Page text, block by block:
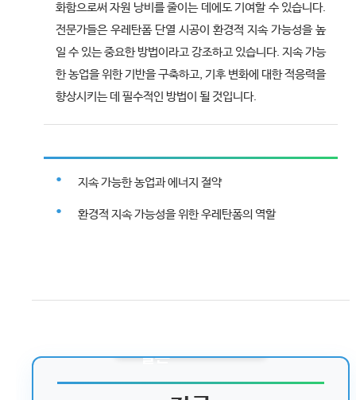
화함으로써 자원 낭비를 줄이는 데에도 기여할 수 있습니다.
전문가들은 우레탄폼 단열 시공이 환경적 지속 가능성을 높
일 수 있는 중요한 방법이라고 강조하고 있습니다. 지속 가능
한 농업을 위한 기반을 구축하고, 기후 변화에 대한 적응력을
향상시키는 데 필수적인 방법이 될 것입니다.
지속 가능한 농업과 에너지 절약
환경적 지속 가능성을 위한 우레탄폼의 역할